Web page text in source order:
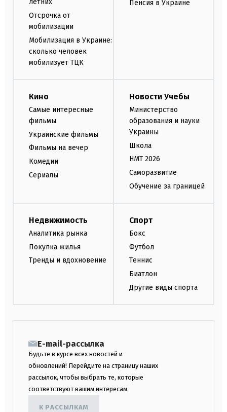
летних
Отсрочка от
мобилизации
Мобилизация в Украине:
сколько человек
мобилизует ТЦК
Пенсия в Украине
Кино
Самые интересные
фильмы
Украинские фильмы
Фильмы на вечер
Комедии
Сериалы
Новости Учебы
Министерство
образования и науки
Украины
Школа
НМТ 2026
Саморазвитие
Обучение за границей
Недвижимость
Аналитика рынка
Покупка жилья
Тренды и вдохновение
Спорт
Бокс
Футбол
Теннис
Биатлон
Другие виды спорта
E-mail-рассылка
Будьте в курсе всех новостей и
обновлений! Перейдите на страницу наших
рассылок, чтобы выбрать те, которые
соответствуют вашим интересам.
К РАССЫЛКАМ